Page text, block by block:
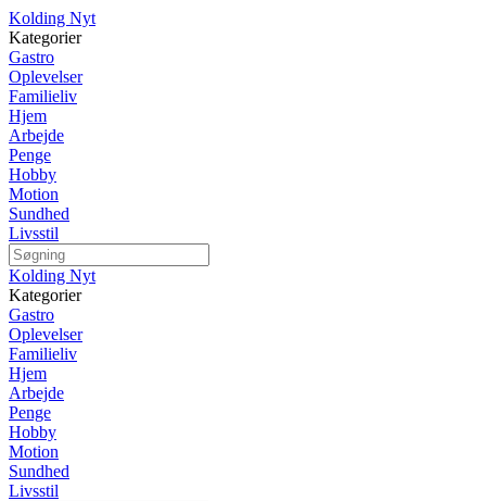
Kolding Nyt
Kategorier
Gastro
Oplevelser
Familieliv
Hjem
Arbejde
Penge
Hobby
Motion
Sundhed
Livsstil
Kolding Nyt
Kategorier
Gastro
Oplevelser
Familieliv
Hjem
Arbejde
Penge
Hobby
Motion
Sundhed
Livsstil